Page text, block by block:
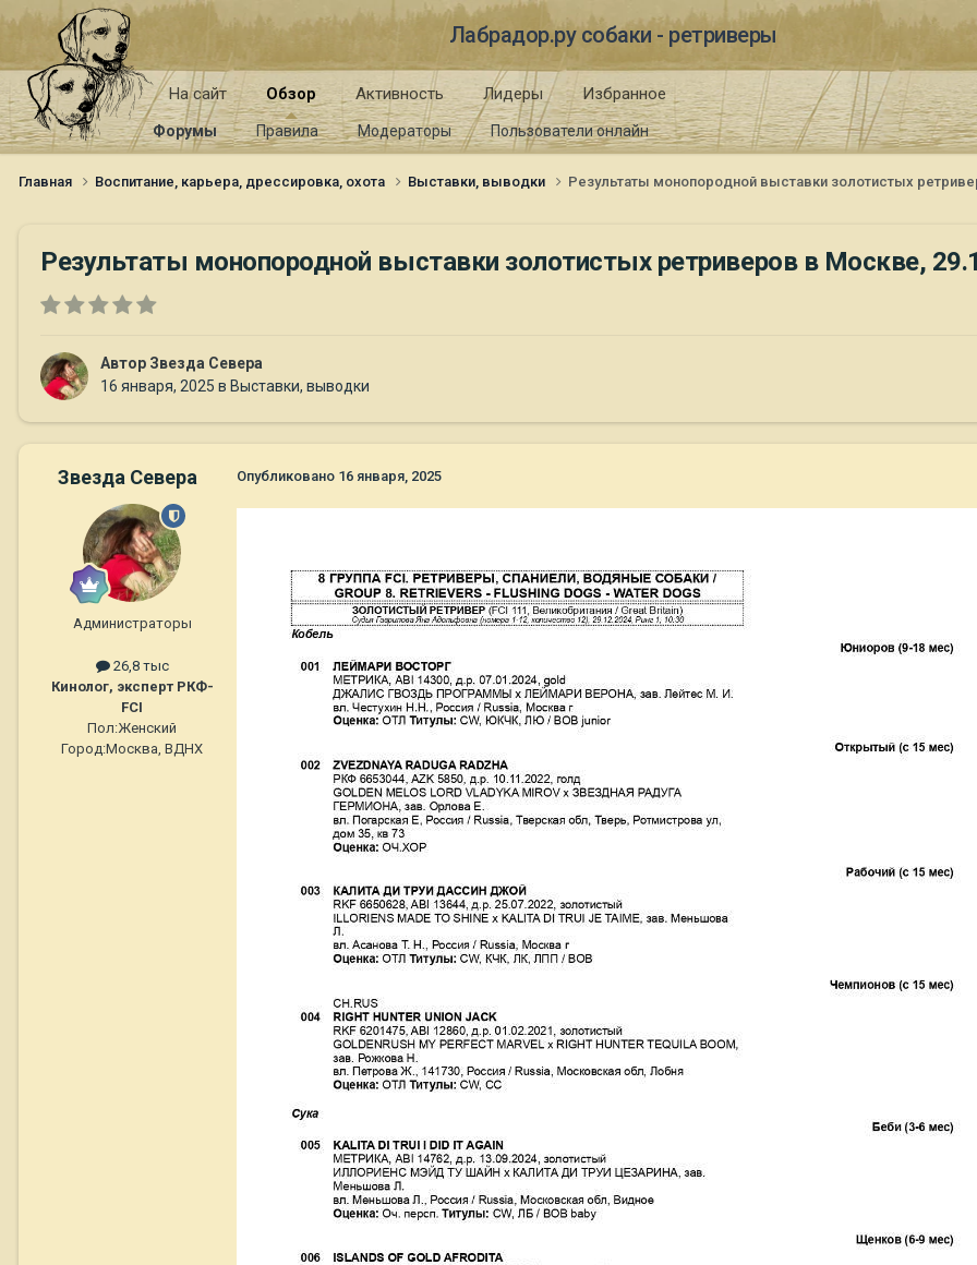
Лабрадор.ру собаки - ретриверы
На сайт Обзор
Форумы Правила Модераторы Пользователи онлайн
Активность Лидеры Избранное
Главная Воспитание, карьера, дрессировка, охота Выставки, выводки Результаты монопородной выставки золотистых
Результаты монопородной выставки золотистых ретриверов в Москве,
Автор Звезда Севера
16 января, 2025 в Выставки, выводки
Звезда Севера
Администраторы
26,8 тыс
Кинолог, эксперт РКФ-
FCI
Пол:Женский
Город:Москва, ВДНХ
Опубликовано 16 января, 2025